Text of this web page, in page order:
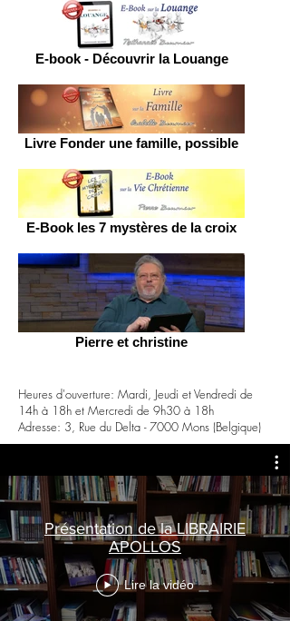
E-book - Découvrir la Louange
Livre Fonder une famille, possible
E-Book les 7 mystères de la croix
Pierre et christine
Heures d'ouverture: Mardi, Jeudi et Vendredi de
14h à 18h et Mercredi de 9h30 à 18h
Adresse: 3, Rue du Delta - 7000 Mons (Belgique)
Présentation de la LIBRAIRIE
APOLLOS
Lire la vidéo